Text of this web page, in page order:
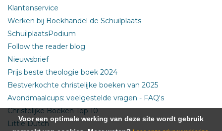
Klantenservice
Werken bij Boekhandel de Schuilplaats
SchuilplaatsPodium
Follow the reader blog
Nieuwsbrief
Prijs beste theologie boek 2024
Bestverkochte christelijke boeken van 2025
Avondmaalcups: veelgestelde vragen - FAQ's
Christelijke Boeken Top 10
Little Dutch
Voor een optimale werking van deze site wordt gebruik